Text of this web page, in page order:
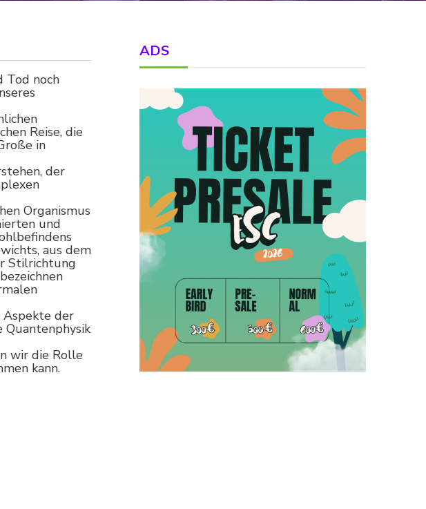
Tod noch
Reise, die
in
der
Organismus
und
aus dem
Stilrichtung
der
Quantenphysik
wir die Rolle
kann.
ADS